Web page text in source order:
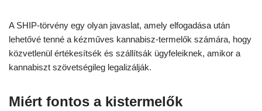
A SHIP-törvény egy olyan javaslat, amely elfogadása után
lehetővé tenné a kézműves kannabisz-termelők számára, hogy
közvetlenül értékesítsék és szállítsák ügyfeleiknek, amikor a
kannabiszt szövetségileg legalizálják.
Miért fontos a kistermelők